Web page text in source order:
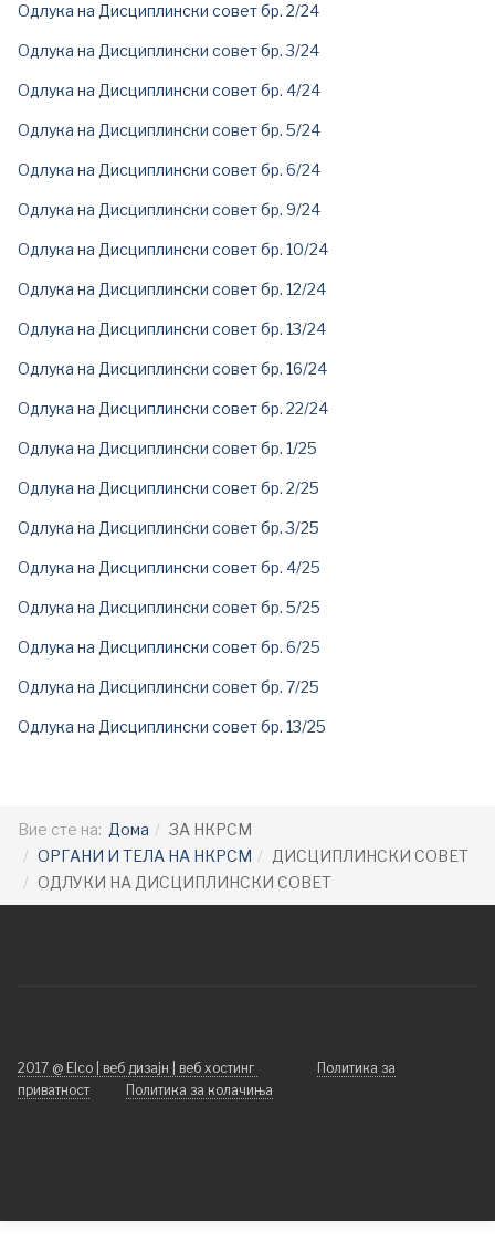
Одлука на Дисциплински совет бр. 2/24
Одлука на Дисциплински совет бр. 3/24
Одлука на Дисциплински совет бр. 4/24
Одлука на Дисциплински совет бр. 5/24
Одлука на Дисциплински совет бр. 6/24
Одлука на Дисциплински совет бр. 9/24
Одлука на Дисциплински совет бр. 10/24
Одлука на Дисциплински совет бр. 12/24
Одлука на Дисциплински совет бр. 13/24
Одлука на Дисциплински совет бр. 16/24
Одлука на Дисциплински совет бр. 22/24
Одлука на Дисциплински совет бр. 1/25
Одлука на Дисциплински совет бр. 2/25
Одлука на Дисциплински совет бр. 3/25
Одлука на Дисциплински совет бр. 4/25
Одлука на Дисциплински совет бр. 5/25
Одлука на Дисциплински совет бр. 6/25
Одлука на Дисциплински совет бр. 7/25
Одлука на Дисциплински совет бр. 13/25
Вие сте на: Дома
ЗА НКРСМ
ОРГАНИ И ТЕЛА НА НКРСМ
ДИСЦИПЛИНСКИ СОВЕТ
ОДЛУКИ НА ДИСЦИПЛИНСКИ СОВЕТ
2017 @ Elco | веб дизајн | веб хостинг
Политика за
приватност
Политика за колачиња